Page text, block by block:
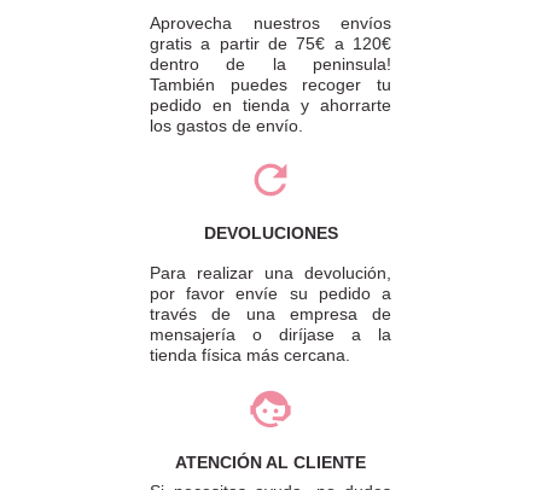
Aprovecha nuestros envíos
gratis a partir de 75€ a 120€
dentro de la peninsula!
También puedes recoger tu
pedido en tienda y ahorrarte
los gastos de envío.
DEVOLUCIONES
Para realizar una devolución,
por favor envíe su pedido a
través de una empresa de
mensajería o diríjase a la
tienda física más cercana.
ATENCIÓN AL CLIENTE